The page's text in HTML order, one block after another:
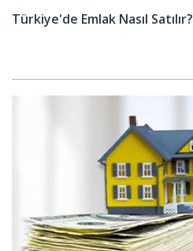
Türkiye'de Emlak Nasıl Satılır?